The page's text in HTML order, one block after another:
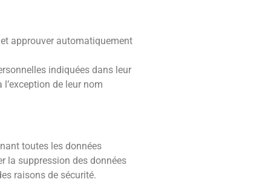
approuver automatiquement
indiquées dans leur
de leur nom
toutes les données
la suppression des données
raisons de sécurité.